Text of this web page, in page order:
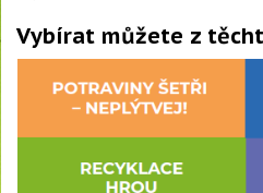
Vybírat můžete z